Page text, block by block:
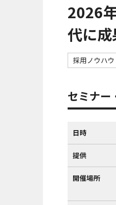
2026
代に
採用ノウハウ
セミナー
日時
提供
開催場所